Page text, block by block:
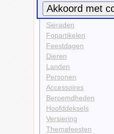
Kleding
Sieraden
Fopartikelen
Feestdagen
Dieren
Landen
Personen
Accessoires
Beroemdheden
Hoofddeksels
Versiering
Themafeesten
Meer informatie